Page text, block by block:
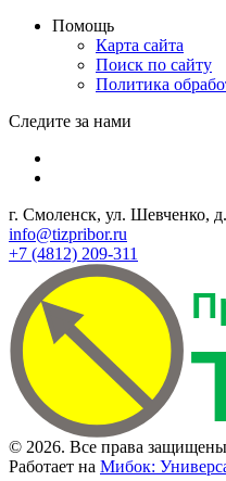
Помощь
Карта сайта
Поиск по сайту
Политика
Следите за нами
г. Смоленск, ул. Шевченко,
info@tizpribor.ru
+7 (4812) 209-311
© 2026. Все права
Работает на Мибок: